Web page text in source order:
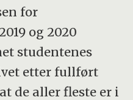
for
og 2020
studentenes
etter fullført
de aller fleste er i